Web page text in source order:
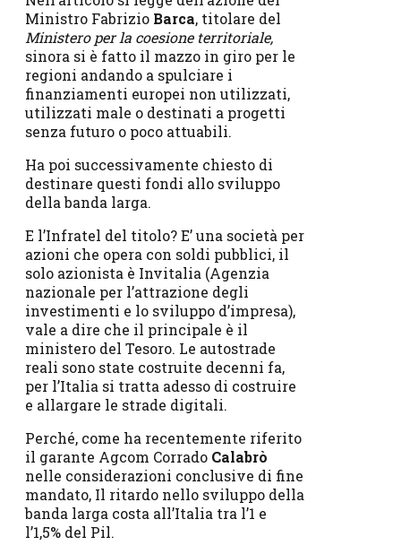
Ministro Fabrizio Barca, titolare del
Ministero per la coesione territoriale,
sinora si è fatto il mazzo in giro per le
regioni andando a spulciare i
finanziamenti europei non utilizzati,
utilizzati male o destinati a progetti
senza futuro o poco attuabili.
Ha poi successivamente chiesto di
destinare questi fondi allo sviluppo
della banda larga.
E l’Infratel del titolo? E’ una società per
azioni che opera con soldi pubblici, il
solo azionista è Invitalia (Agenzia
nazionale per l’attrazione degli
investimenti e lo sviluppo d’impresa),
vale a dire che il principale è il
ministero del Tesoro. Le autostrade
reali sono state costruite decenni fa,
per l’Italia si tratta adesso di costruire
e allargare le strade digitali.
Perché, come ha recentemente riferito
il garante Agcom Corrado Calabrò
nelle considerazioni conclusive di fine
mandato, Il ritardo nello sviluppo della
banda larga costa all’Italia tra l’1 e
l’1,5% del Pil.